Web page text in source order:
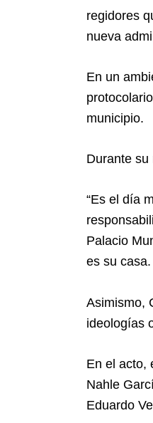
regidores
nueva
En un
municipio.
Durante su
“Es el día
Palacio
es su
Asimismo,
ideologías
En el acto,
Nahle
Eduardo